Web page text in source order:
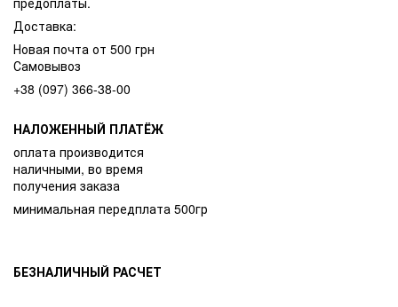
Доставка:
Новая почта от 500 грн
Самовывоз
+38 (097) 366-38-00
НАЛОЖЕННЫЙ ПЛАТЁЖ
оплата производится
наличными, во время
получения заказа
минимальная передплата 500гр
БЕЗНАЛИЧНЫЙ РАСЧЕТ